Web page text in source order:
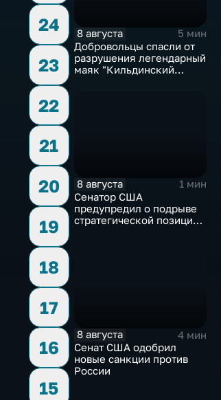
24
23
22
21
20
19
18
17
16
15
8 августа
5 мин
Добровольцы спасли от
разрушения легендарный
маяк "Кильдинский
8 августа
1 мин
Сенатор США
предупредил о подрыве
стратегической позиции
8 августа
4 мин
Сенат США одобрил
новые санкции против
России